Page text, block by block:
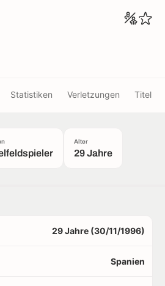
Statistiken Verletzungen Titel
Alter
29 Jahre
29 Jahre (30/11/1996)
Spanien